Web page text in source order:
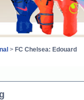
> FC Chelsea: Edouard